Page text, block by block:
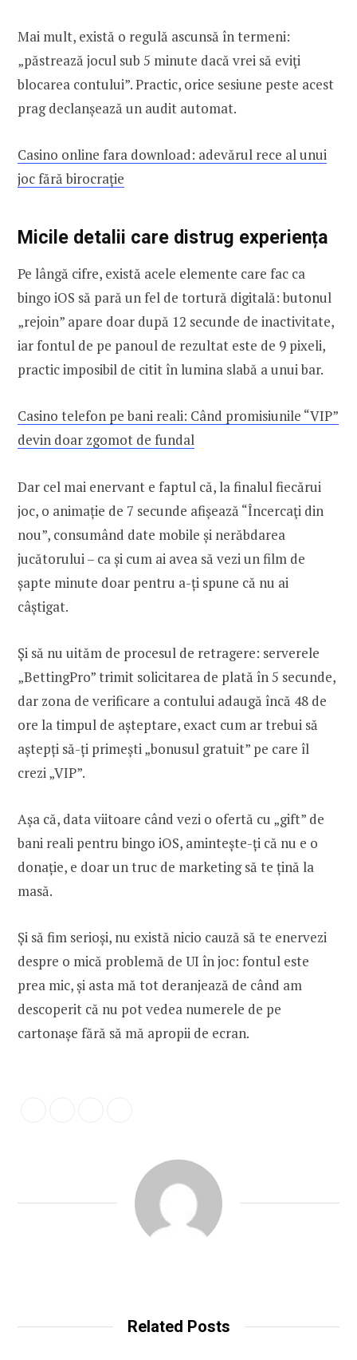
Mai mult, există o regulă ascunsă în termeni:
„păstrează jocul sub 5 minute dacă vrei să eviţi
blocarea contului”. Practic, orice sesiune peste acest
prag declanșează un audit automat.
Casino online fara download: adevărul rece al unui
joc fără birocrație
Micile detalii care distrug experiența
Pe lângă cifre, există acele elemente care fac ca
bingo iOS să pară un fel de tortură digitală: butonul
„rejoin” apare doar după 12 secunde de inactivitate,
iar fontul de pe panoul de rezultat este de 9 pixeli,
practic imposibil de citit în lumina slabă a unui bar.
Casino telefon pe bani reali: Când promisiunile “VIP”
devin doar zgomot de fundal
Dar cel mai enervant e faptul că, la finalul fiecărui
joc, o animație de 7 secunde afișează “Încercaţi din
nou”, consumând date mobile și nerăbdarea
jucătorului – ca și cum ai avea să vezi un film de
șapte minute doar pentru a-ți spune că nu ai
câștigat.
Și să nu uităm de procesul de retragere: serverele
„BettingPro” trimit solicitarea de plată în 5 secunde,
dar zona de verificare a contului adaugă încă 48 de
ore la timpul de așteptare, exact cum ar trebui să
aștepți să-ți primești „bonusul gratuit” pe care îl
crezi „VIP”.
Așa că, data viitoare când vezi o ofertă cu „gift” de
bani reali pentru bingo iOS, amintește-ți că nu e o
donație, e doar un truc de marketing să te țină la
masă.
Și să fim serioși, nu există nicio cauză să te enervezi
despre o mică problemă de UI în joc: fontul este
prea mic, și asta mă tot deranjează de când am
descoperit că nu pot vedea numerele de pe
cartonașe fără să mă apropii de ecran.
Related Posts